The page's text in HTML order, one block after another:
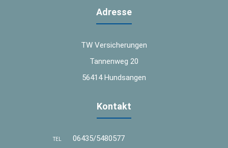
Adresse
TW Versicherungen
Tannenweg 20
56414 Hundsangen
Kontakt
TEL 06435/5480577